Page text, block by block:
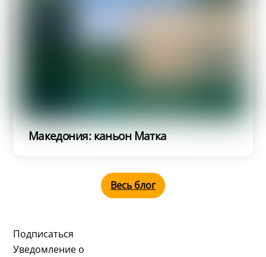
Македония: каньон Матка
Весь блог
Подписаться
Уведомление о